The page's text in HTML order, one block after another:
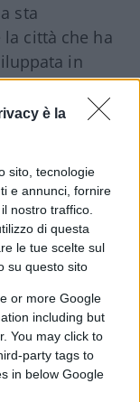
è la
sito, tecnologie
e annunci, fornire
nostro traffico.
di questa
le tue scelte sul
su questo sito
or more Google
including but
You may click to
party tags to
in below Google
sta
la città che ha
in
Milano. E basta
? Davvero
Spiegami:
perché
arrestano
e all’idea
si toccano